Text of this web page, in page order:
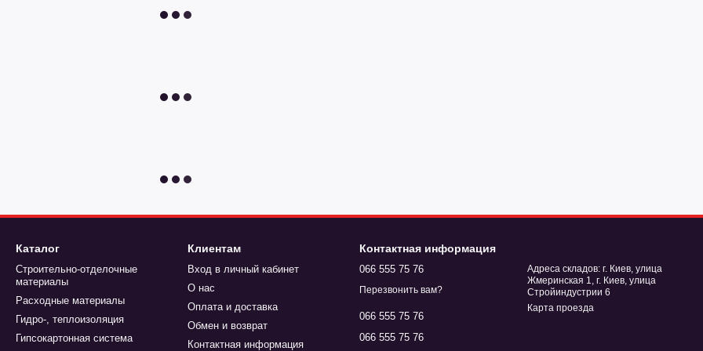
Каталог
Строительно-отделочные
материалы
Расходные материалы
Гидро-, теплоизоляция
Гипсокартонная система
Клиентам
Вход в личный кабинет
О нас
Оплата и доставка
Обмен и возврат
Контактная информация
Контактная информация
066 555 75 76
Перезвонить вам?
066 555 75 76
066 555 75 76
Адреса складов: г. Киев, улица
Жмеринская 1, г. Киев, улица
Стройиндустрии 6
Карта проезда